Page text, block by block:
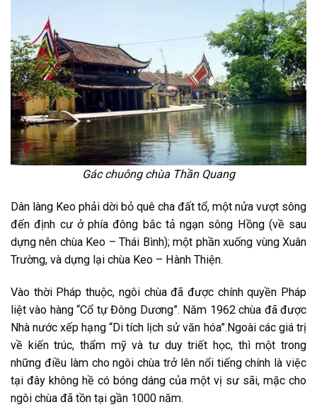
Gác chuông chùa Thần Quang
Dân làng Keo phải dời bỏ quê cha đất tổ, một nửa vượt sông
đến định cư ở phía đông bắc tả ngạn sông Hồng (về sau
dựng nên chùa Keo – Thái Bình); một phần xuống vùng Xuân
Trường, và dựng lại chùa Keo – Hành Thiện.
Vào thời Pháp thuộc, ngôi chùa đã được chính quyền Pháp
liệt vào hàng “Cổ tự Đông Dương”. Năm 1962 chùa đã được
Nhà nước xếp hạng “Di tích lịch sử văn hóa”.Ngoài các giá trị
về kiến trúc, thẩm mỹ và tư duy triết học, thì một trong
những điều làm cho ngôi chùa trở lên nổi tiếng chính là việc
tại đây không hề có bóng dáng của một vị sư sãi, mặc cho
ngôi chùa đã tồn tại gần 1000 năm.